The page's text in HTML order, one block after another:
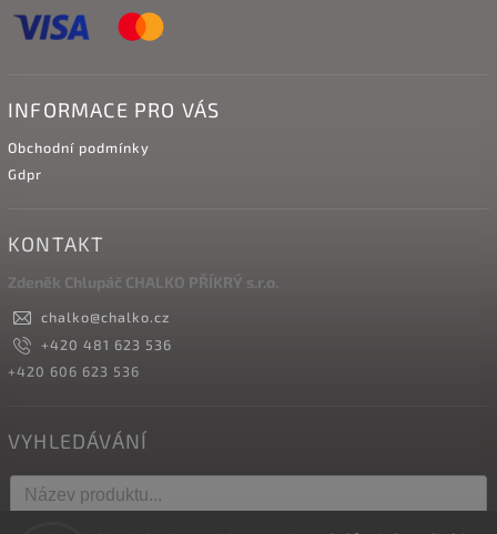
INFORMACE PRO VÁS
Obchodní podmínky
Gdpr
KONTAKT
Zdeněk Chlupáč CHALKO PŘÍKRÝ s.r.o.
chalko@chalko.cz
+420 481 623 536
+420 606 623 536
VYHLEDÁVÁNÍ